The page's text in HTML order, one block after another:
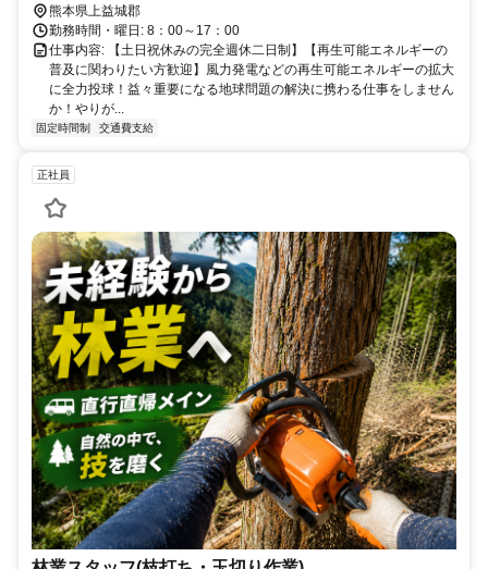
◎景気に左右されない安定業界◎
熊本県上益城郡
勤務時間・曜日: 8：00～17：00
仕事内容: 【土日祝休みの完全週休二日制】【再生可能エネルギーの
普及に関わりたい方歓迎】風力発電などの再生可能エネルギーの拡大
に全力投球！益々重要になる地球問題の解決に携わる仕事をしません
か！やりが...
固定時間制 交通費支給
正社員